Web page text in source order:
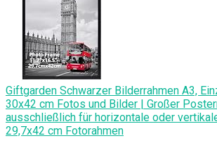
Giftgarden Schwarzer Bilderrahmen A3,
30x42 cm Fotos und Bilder | Großer
ausschließlich für horizontale oder
29,7x42 cm Fotorahmen